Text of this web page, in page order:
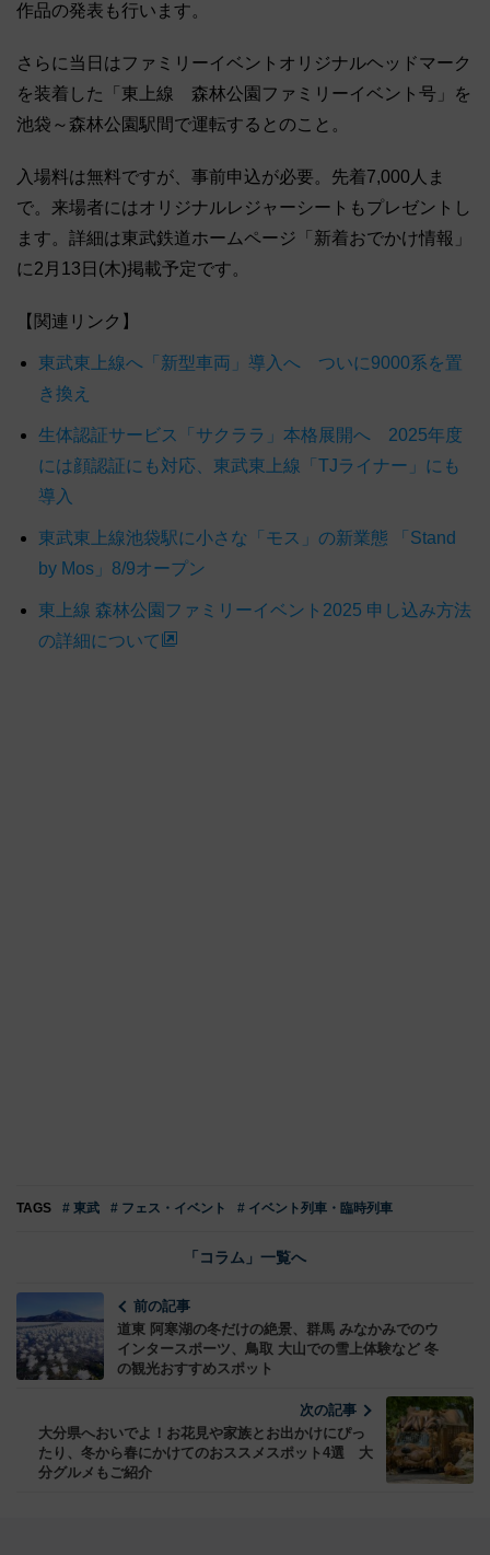
作品の発表も行います。
さらに当日はファミリーイベントオリジナルヘッドマーク
を装着した「東上線 森林公園ファミリーイベント号」を
池袋～森林公園駅間で運転するとのこと。
入場料は無料ですが、事前申込が必要。先着7,000人ま
で。来場者にはオリジナルレジャーシートもプレゼントし
ます。詳細は東武鉄道ホームページ「新着おでかけ情報」
に2月13日(木)掲載予定です。
【関連リンク】
東武東上線へ「新型車両」導入へ ついに9000系を置
き換え
生体認証サービス「サクララ」本格展開へ 2025年度
には顔認証にも対応、東武東上線「TJライナー」にも
導入
東武東上線池袋駅に小さな「モス」の新業態 「Stand
by Mos」8/9オープン
東上線 森林公園ファミリーイベント2025 申し込み方法
の詳細について
TAGS # 東武 # フェス・イベント # イベント列車・臨時列車
「コラム」一覧へ
前の記事
道東 阿寒湖の冬だけの絶景、群馬 みなかみでのウ
インタースポーツ、鳥取 大山での雪上体験など 冬
の観光おすすめスポット
次の記事
大分県へおいでよ！お花見や家族とお出かけにぴっ
たり、冬から春にかけてのおススメスポット4選 大
分グルメもご紹介